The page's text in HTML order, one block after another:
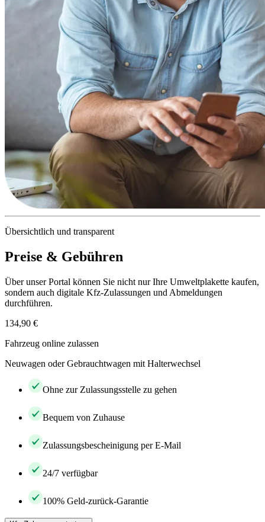
Übersichtlich und transparent
Preise & Gebühren
Über unser Portal können Sie nicht nur Ihre Umweltplakette kaufen,
sondern auch digitale Kfz-Zulassungen und Abmeldungen
durchführen.
134,90 €
Fahrzeug online zulassen
Neuwagen oder Gebrauchtwagen mit Halterwechsel
Ohne zur Zulassungsstelle zu gehen
Bequem von Zuhause
Zulassungsbescheinigung per E-Mail
24/7 verfügbar
100% Geld-zurück-Garantie